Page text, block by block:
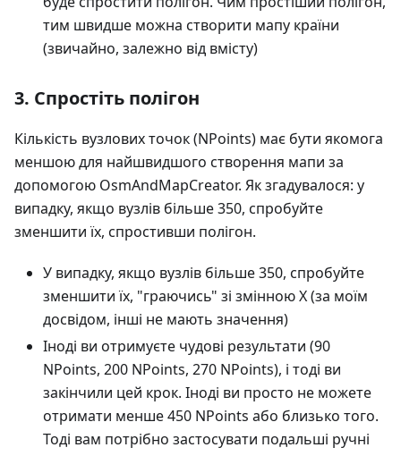
тим швидше можна створити мапу країни
(звичайно, залежно від вмісту)
3. Спростіть полігон
Кількість вузлових точок (NPoints) має бути якомога
меншою для найшвидшого створення мапи за
допомогою OsmAndMapCreator. Як згадувалося: у
випадку, якщо вузлів більше 350, спробуйте
зменшити їх, спростивши полігон.
У випадку, якщо вузлів більше 350, спробуйте
зменшити їх, "граючись" зі змінною X (за моїм
досвідом, інші не мають значення)
Іноді ви отримуєте чудові результати (90
NPoints, 200 NPoints, 270 NPoints), і тоді ви
закінчили цей крок. Іноді ви просто не можете
отримати менше 450 NPoints або близько того.
Тоді вам потрібно застосувати подальші ручні